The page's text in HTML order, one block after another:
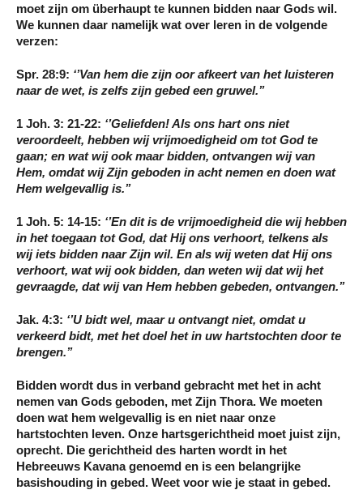
moet zijn om überhaupt te kunnen bidden naar Gods wil.
We kunnen daar namelijk wat over leren in de volgende
verzen:
Spr. 28:9: ‘’Van hem die zijn oor afkeert van het luisteren
naar de wet, is zelfs zijn gebed een gruwel.’’
1 Joh. 3: 21-22: ‘’Geliefden! Als ons hart ons niet
veroordeelt, hebben wij vrijmoedigheid om tot God te
gaan; en wat wij ook maar bidden, ontvangen wij van
Hem, omdat wij Zijn geboden in acht nemen en doen wat
Hem welgevallig is.’’
1 Joh. 5: 14-15: ‘’En dit is de vrijmoedigheid die wij hebben
in het toegaan tot God, dat Hij ons verhoort, telkens als
wij iets bidden naar Zijn wil. En als wij weten dat Hij ons
verhoort, wat wij ook bidden, dan weten wij dat wij het
gevraagde, dat wij van Hem hebben gebeden, ontvangen.’’
Jak. 4:3: ‘’U bidt wel, maar u ontvangt niet, omdat u
verkeerd bidt, met het doel het in uwhartstochten door te
brengen.’’
Bidden wordt dus in verband gebracht met het in acht
nemen van Gods geboden, met Zijn Thora. We moeten
doen wat hem welgevallig is en niet naar onze
hartstochten leven. Onze hartsgerichtheid moet juist zijn,
oprecht. Die gerichtheid des harten wordt in het
Hebreeuws Kavana genoemd en is een belangrijke
basishouding in gebed. Weet voor wie je staat in gebed.